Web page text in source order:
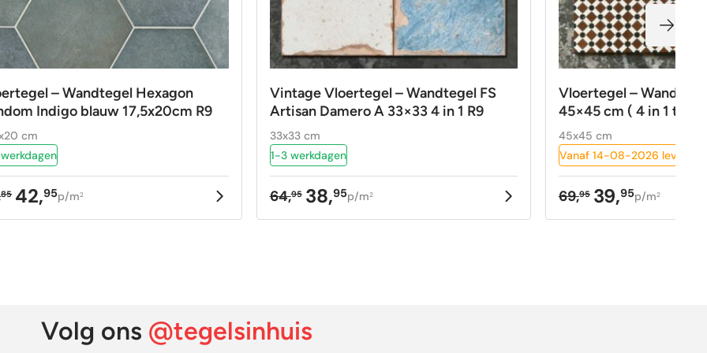
– Wandtegel Hexagon
Indigo blauw 17,5x20cm R9
cm
85 42,95p/m2
Vintage Vloertegel – Wandtegel FS
Artisan Damero A 33×33 4 in 1 R9
33x33 cm
1-3 werkdagen
64,95
Oorspronkelijke
prijs
38,95
Huidige
prijs
p/m2
Vloertegel –
45×45 cm ( 4 in 1
45x45 cm
Vanaf 14-08-2026
69,95
Oorspronkelijke
prijs
39,95
Huidige
prijs
p/m2
Volg ons @tegelsinhuis